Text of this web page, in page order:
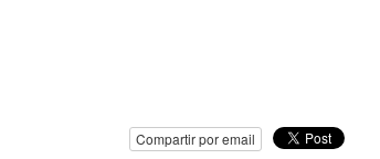
Compartir por email